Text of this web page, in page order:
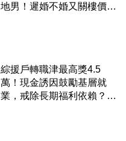
地男！遲婚不婚又關樓價
綜援戶轉職津最高獎4.5
萬！現金誘因鼓勵基層就
業，戒除長期福利依賴？鄧